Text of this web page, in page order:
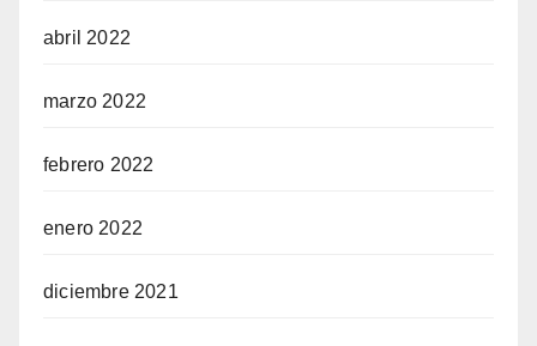
abril 2022
marzo 2022
febrero 2022
enero 2022
diciembre 2021